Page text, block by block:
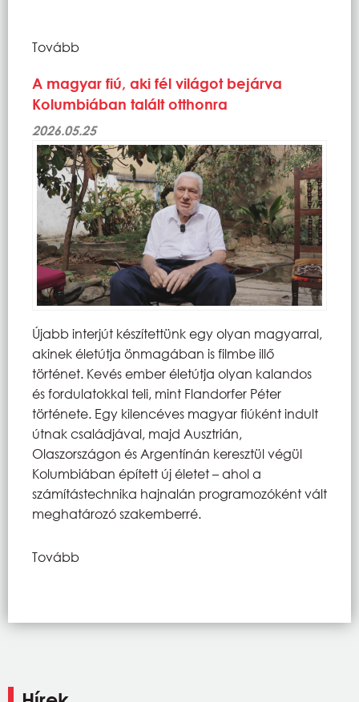
Tovább
A magyar fiú, aki fél világot bejárva
Kolumbiában talált otthonra
2026.05.25
Újabb interjút készítettünk egy olyan magyarral,
akinek életútja önmagában is filmbe illő
történet. Kevés ember életútja olyan kalandos
és fordulatokkal teli, mint Flandorfer Péter
története. Egy kilencéves magyar fiúként indult
útnak családjával, majd Ausztrián,
Olaszországon és Argentínán keresztül végül
Kolumbiában épített új életet – ahol a
számítástechnika hajnalán programozóként vált
meghatározó szakemberré.
Tovább